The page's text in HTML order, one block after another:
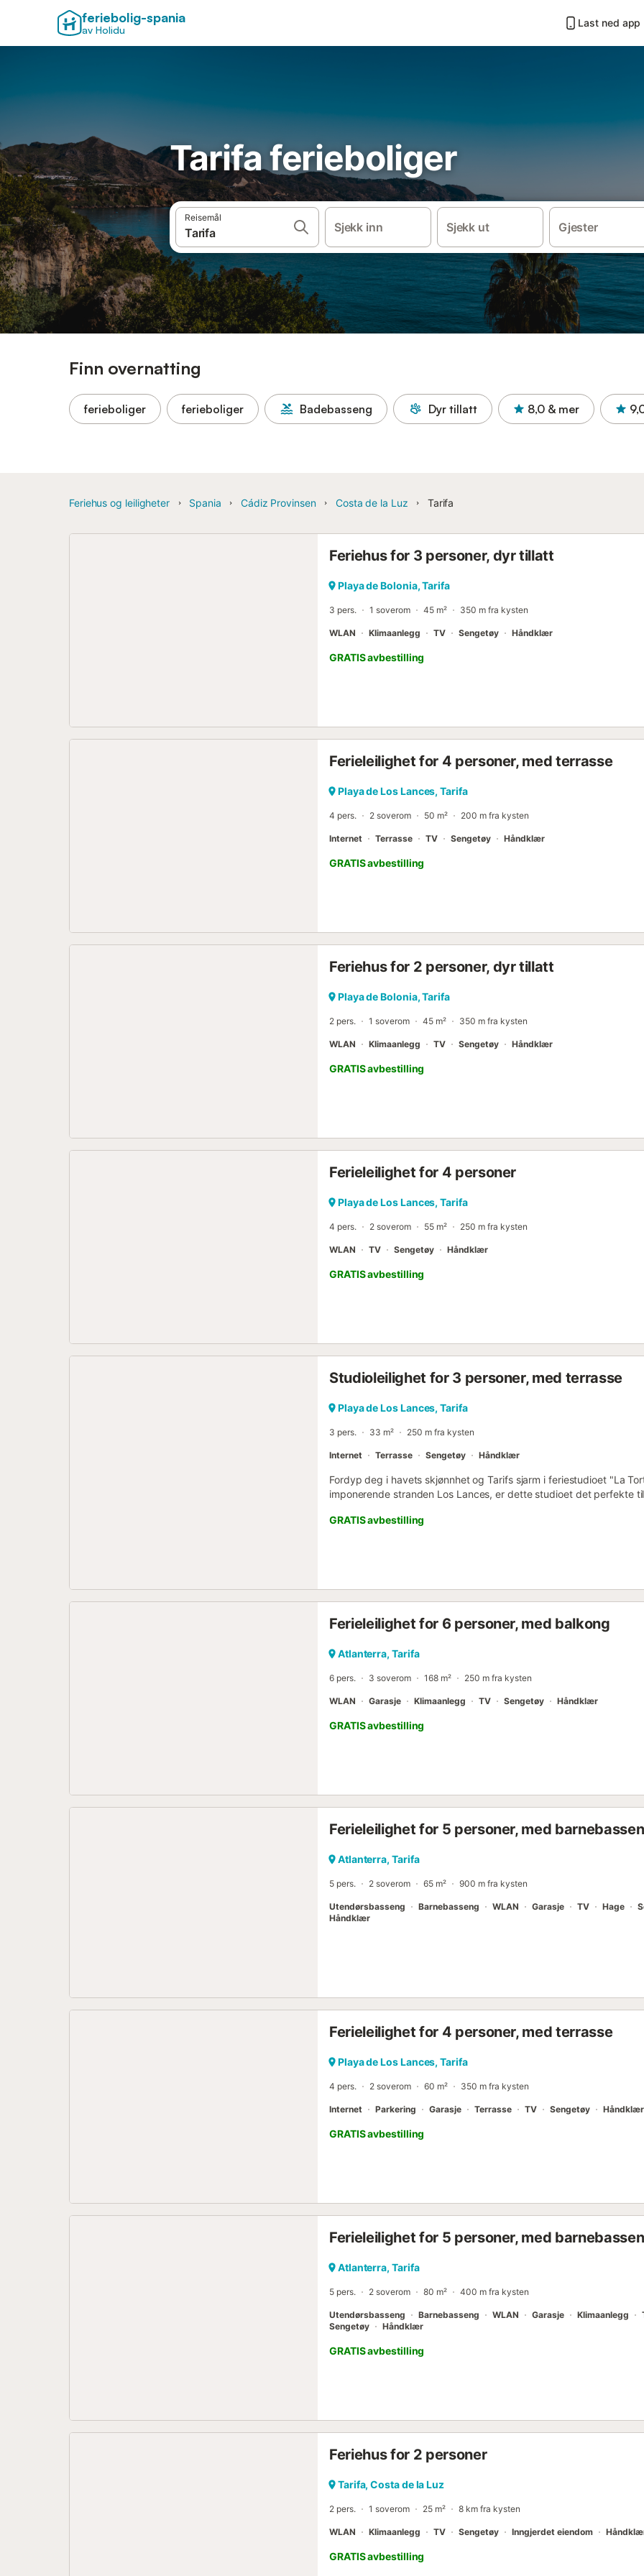
feriebolig-spania
av Holidu
Last ned app
Tarifa ferieboliger
Reisemål
Sjekk inn Sjekk ut Gjester
Finn overnatting
ferieboliger ferieboliger Badebasseng Dyr tillatt 8,0 & mer
Feriehus og leiligheter Spania Cádiz Provinsen Costa de la Luz Tarifa
Feriehus for 3 personer, dyr tillatt
Playa de Bolonia, Tarifa
3 pers. 1 soverom 45 m² 350 m fra kysten
WLAN Klimaanlegg TV Sengetøy Håndklær
GRATIS avbestilling
Ferieleilighet for 4 personer, med terrasse
Playa de Los Lances, Tarifa
4 pers. 2 soverom 50 m² 200 m fra kysten
Internet Terrasse TV Sengetøy Håndklær
GRATIS avbestilling
Feriehus for 2 personer, dyr tillatt
Playa de Bolonia, Tarifa
2 pers. 1 soverom 45 m² 350 m fra kysten
WLAN Klimaanlegg TV Sengetøy Håndklær
GRATIS avbestilling
Ferieleilighet for 4 personer
Playa de Los Lances, Tarifa
4 pers. 2 soverom 55 m² 250 m fra kysten
WLAN TV Sengetøy Håndklær
GRATIS avbestilling
Studioleilighet for 3 personer, med terrasse
Playa de Los Lances, Tarifa
3 pers. 33 m² 250 m fra kysten
Internet Terrasse Sengetøy Håndklær
Fordyp deg i havets skjønnhet og Tarifs sjarm i feriestudioet "La
imponerende stranden Los Lances, er dette studioet det perfekte
gardinene for å avsløre panoramautsikt over havet. Fra komforten
spektakulære solnedganger og den forfriskende havbrisen.
tilberede deilige hjemmelagde måltider, slik at du kan nyte
deg tilkoblet og underholdt under oppholdet. "La Tortuguita" tilbyr
se på havet. I tillegg gir nærheten til stranden deg muligheten til å
GRATIS avbestilling
Ferieleilighet for 6 personer, med balkong
Atlanterra, Tarifa
6 pers. 3 soverom 168 m² 250 m fra kysten
WLAN Garasje Klimaanlegg TV Sengetøy Håndklær
GRATIS avbestilling
Ferieleilighet for 5 personer, med
Atlanterra, Tarifa
5 pers. 2 soverom 65 m² 900 m fra kysten
Utendørsbasseng Barnebasseng WLAN Garasje TV Hage
Håndklær
Ferieleilighet for 4 personer, med terrasse
Playa de Los Lances, Tarifa
4 pers. 2 soverom 60 m² 350 m fra kysten
Internet Parkering Garasje Terrasse TV Sengetøy Håndklær
GRATIS avbestilling
Ferieleilighet for 5 personer, med
Atlanterra, Tarifa
5 pers. 2 soverom 80 m² 400 m fra kysten
Utendørsbasseng Barnebasseng WLAN Garasje Klimaanlegg
Sengetøy
Håndklær
GRATIS avbestilling
Feriehus for 2 personer
Tarifa, Costa de la Luz
2 pers. 1 soverom 25 m² 8 km fra kysten
WLAN Klimaanlegg TV Sengetøy Inngjerdet eiendom
GRATIS avbestilling